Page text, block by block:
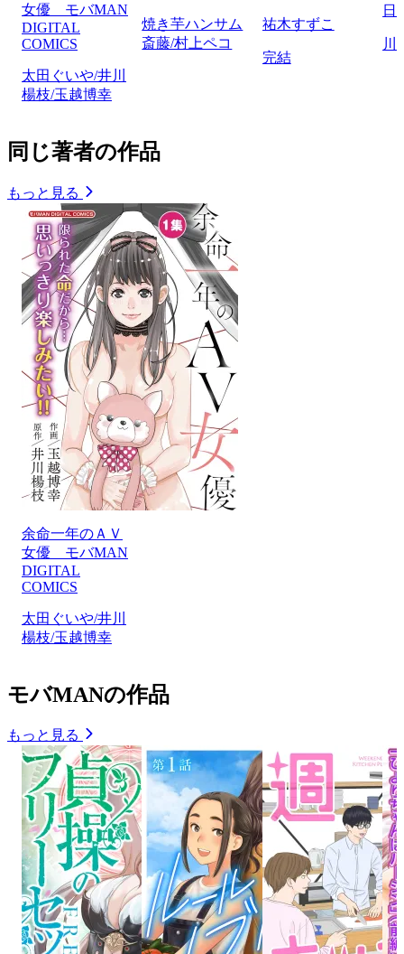
女優 モバMAN
DIGITAL
COMICS
太田ぐいや/井川
楊枝/玉越博幸
焼き芋ハンサム
斎藤/村上ペコ
祐木すずこ
完結
日
川
同じ著者の作品
もっと見る
余命一年のＡＶ
女優 モバMAN
DIGITAL
COMICS
太田ぐいや/井川
楊枝/玉越博幸
モバMANの作品
もっと見る